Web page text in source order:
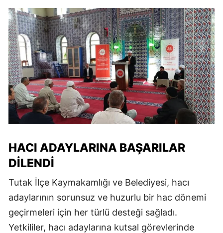
HACI ADAYLARINA BAŞARILAR
DILENDI
Tutak İlçe Kaymakamlığı ve Belediyesi, hacı
adaylarının sorunsuz ve huzurlu bir hac dönemi
geçirmeleri için her türlü desteği sağladı.
Yetkililer, hacı adaylarına kutsal görevlerinde